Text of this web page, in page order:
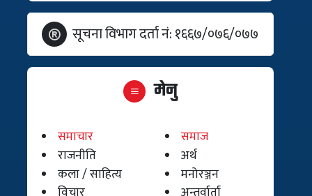
सूचना विभाग दर्ता नं: १६६७/०७६/०७७
मेनु
समाचार
समाज
राजनीति
अर्थ
कला / साहित्य
मनोरञ्जन